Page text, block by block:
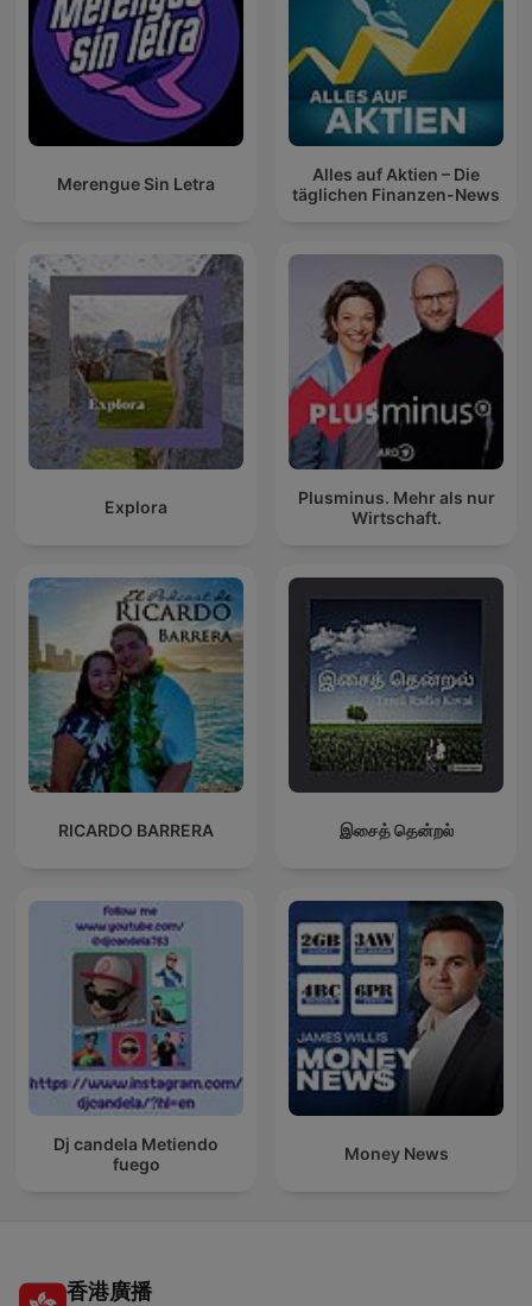
Merengue Sin Letra
Alles auf Aktien – Die
täglichen Finanzen-News
Explora
Plusminus. Mehr als nur
Wirtschaft.
RICARDO BARRERA இசைத் தென்றல்
Dj candela Metiendo
fuego
Money News
香港廣播